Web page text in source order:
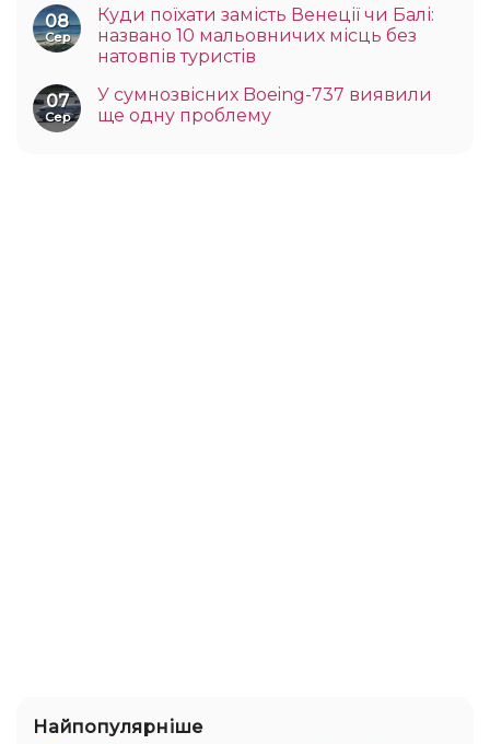
08
Сер
Куди поїхати замість Венеції чи Балі:
названо 10 мальовничих місць без
натовпів туристів
07
Сер
У сумнозвісних Boeing-737 виявили
ще одну проблему
Найпопулярніше